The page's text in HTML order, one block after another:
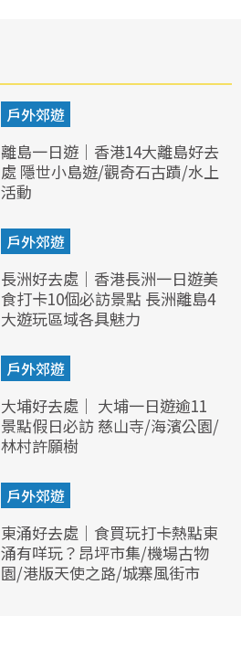
戶外郊遊
離島一日遊｜香港14大離島好去
處 隱世小島遊/觀奇石古蹟/水上
活動
戶外郊遊
長洲好去處｜香港長洲一日遊美
食打卡10個必訪景點 長洲離島4
大遊玩區域各具魅力
戶外郊遊
大埔好去處｜ 大埔一日遊逾11
景點假日必訪 慈山寺/海濱公園/
林村許願樹
戶外郊遊
東涌好去處｜食買玩打卡熱點東
涌有咩玩？昂坪市集/機場古物
園/港版天使之路/城寨風街市